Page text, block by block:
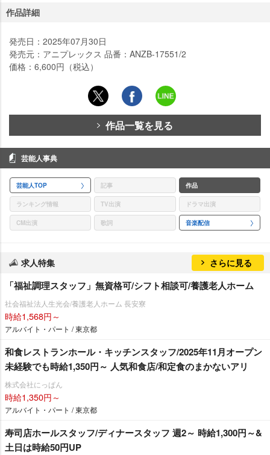
作品詳細
発売日：2025年07月30日
発売元：アニプレックス 品番：ANZB-17551/2
価格：6,600円（税込）
作品一覧を見る
芸能人事典
芸能人TOP 記事 作品
ランキング情報 TV出演 ドラマ出演
CM出演 歌詞 音楽配信
求人特集 さらに見る
「福祉調理スタッフ」無資格可/シフト相談可/養護老人ホーム
社会福祉法人生光会/養護老人ホーム 長安寮
時給1,568円～
アルバイト・パート / 東京都
和食レストランホール・キッチンスタッフ/2025年11月オープン
未経験でも時給1,350円～ 人気和食店/和定食のまかないアリ
株式会社にっぱん
時給1,350円～
アルバイト・パート / 東京都
寿司店ホールスタッフ/ディナースタッフ 週2～ 時給1,300円～&
土日は時給50円UP